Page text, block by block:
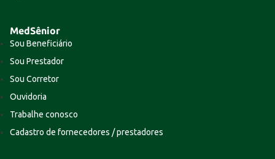
MedSênior
Sou Beneficiário
Sou Prestador
Sou Corretor
Ouvidoria
Trabalhe conosco
Cadastro de fornecedores / prestadores